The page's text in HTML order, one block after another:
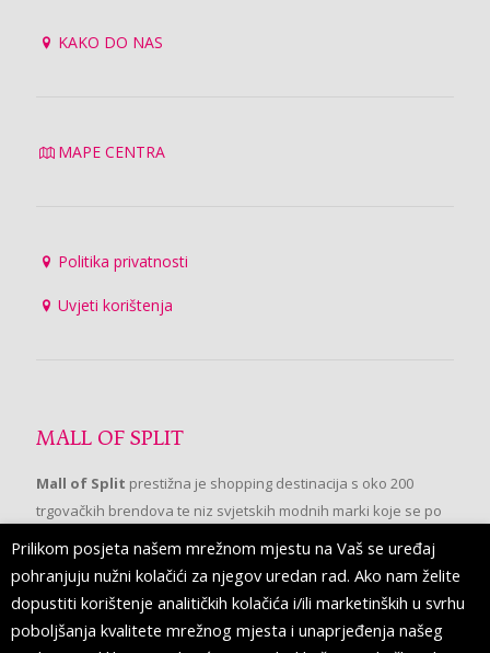
KAKO DO NAS
MAPE CENTRA
Politika privatnosti
Uvjeti korištenja
MALL OF SPLIT
Mall of Split prestižna je shopping destinacija s oko 200
trgovačkih brendova te niz svjetskih modnih marki koje se po
prvi put pojavljuju u Splitu.
PRATITE NAS
Prilikom posjeta našem mrežnom mjestu na Vaš se uređaj
pohranjuju nužni kolačići za njegov uredan rad. Ako nam želite
dopustiti korištenje analitičkih kolačića i/ili marketinških u svrhu
poboljšanja kvalitete mrežnog mjesta i unaprjeđenja našeg